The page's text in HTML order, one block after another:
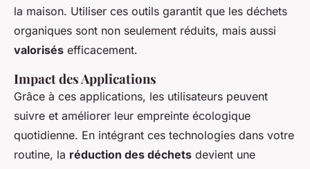
la maison. Utiliser ces outils garantit que les déchets
organiques sont non seulement réduits, mais aussi
valorisés efficacement.
Impact des Applications
Grâce à ces applications, les utilisateurs peuvent
suivre et améliorer leur empreinte écologique
quotidienne. En intégrant ces technologies dans votre
routine, la réduction des déchets devient une